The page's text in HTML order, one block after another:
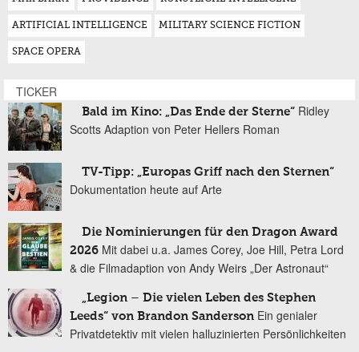
ARTIFICIAL INTELLIGENCE MILITARY SCIENCE FICTION
SPACE OPERA
TICKER
Bald im Kino: „Das Ende der Sterne“ Ridley
Scotts Adaption von Peter Hellers Roman
TV-Tipp: „Europas Griff nach den Sternen“
Dokumentation heute auf Arte
Die Nominierungen für den Dragon Award
2026 Mit dabei u.a. James Corey, Joe Hill, Petra Lord
& die Filmadaption von Andy Weirs „Der Astronaut“
„Legion – Die vielen Leben des Stephen
Leeds“ von Brandon Sanderson Ein genialer
Privatdetektiv mit vielen halluzinierten Persönlichkeiten